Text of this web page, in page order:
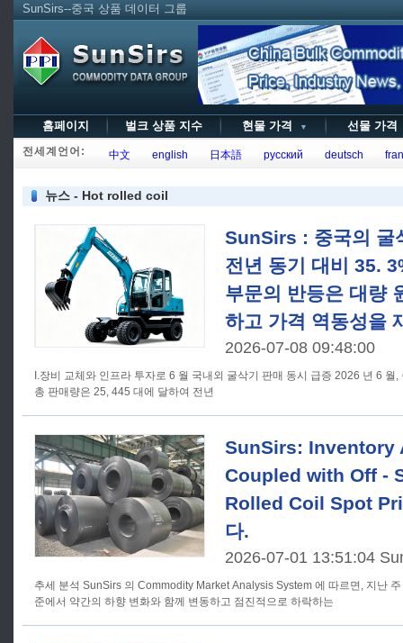
SunSirs--중국 상품 데이터 그룹
홈페이지 벌크 상품 지수 현물 가격 ▼ 선물 가
전세계언어: 中文 english 日本語 русский deutsch
뉴스 - Hot rolled coil
SunSirs : 중국의 굴
전년 동기 대비 35.
부문의 반등은 대량
하고 가격 역동성을
2026-07-08 09:48:00
I.장비 교체와 인프라 투자로 6 월 국내외 굴삭기 판매 동시 급증 2026 년 6 월, 중국의 다양한 유형의 굴삭기의
총 판매량은 25, 445 대에 달하여 전년
SunSirs: Inventory
Coupled with Off -
Rolled Coil Spot
다.
2026-07-01 13:51:04
추세 분석 SunSirs 의 Commodity Market Analysis System 에 따르면, 지난 주 국내 핫 롤 코일 시장은 가격 수
준에서 약간의 하향 변화와 함께 변동하고 점진적으로 하락하는